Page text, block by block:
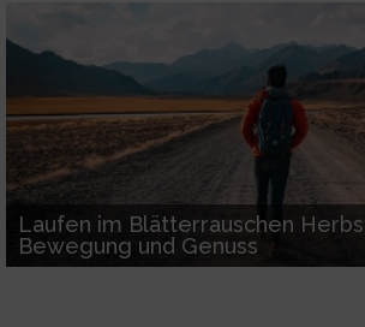
Laufen im Blätterrauschen
Bewegung und Genuss
Funktional
Werbung